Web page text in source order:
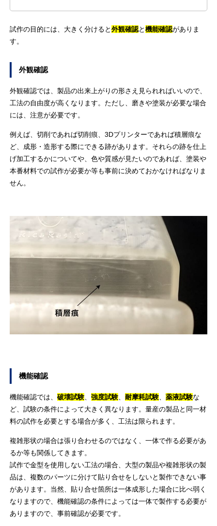
試作の目的には、大きく分けると外観確認と機能確認がありま
す。
外観確認
外観確認では、製品の出来上がりの形さえ見られればいいので、
工法の自由度が高くなります。ただし、磨きや塗装が必要な場合
には、注意が必要です。
例えば、切削であれば切削痕、3Dプリンターであれば積層痕な
ど、成形・造形する際にできる跡があります。それらの跡を仕上
げ加工するかについてや、色や質感が見たいのであれば、塗装や
本番材料での試作が必要か等も事前に決めておかなければなりま
せん。
機能確認
機能確認では、 破壊試験 強度試験 耐摩耗試験 薬液試験な
ど、試験の条件によって大きく異なります。量産の製品と同一材
料の試作を必要とする場合が多く、工法は限られます。
複雑形状の場合は張り合わせるのではなく、一体で作る必要があ
るか等も関係してきます。
試作で金型を使用しない工法の場合、大型の製品や複雑形状の製
品は、複数のパーツに分けて貼り合せをしないと製作できない事
があります。当然、貼り合せ箇所は一体成形した場合に比べ弱く
なりますので、機能確認の条件によっては一体で製作する必要が
ありますので、事前確認が必要です。